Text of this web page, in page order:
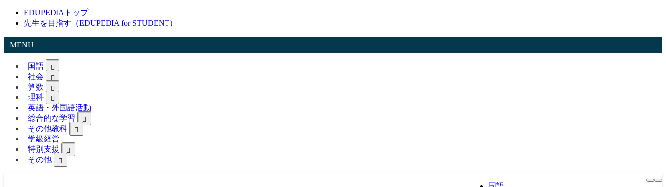
EDUPEDIAトップ
先生を目指す（EDUPEDIA for STUDENT）
MENU
国語
社会
算数
理科
英語・外国語活動
総合的な学習
その他教科
学級経営
特別支援
その他